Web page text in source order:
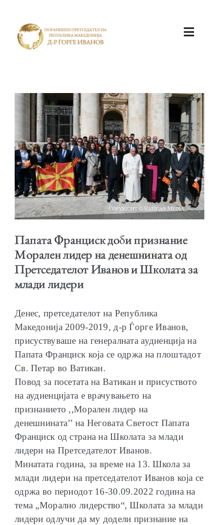
КАБИНЕТ
АКТИВНОСТИ
ОБРАЌАЊА
ШКОЛА ЗА МЛАДИ ЛИДЕРИ
ПРМ 2009-2019
Папата Франциск доби признание
Морален лидер на денешнината од
Претседателот Иванов и Школата за
млади лидери
Денес, претседателот на Република
Македонија 2009-2019, д-р Ѓорге Иванов,
присуствуваше на генералната аудиенција на
Папата Франциск која се одржа на плоштадот
Св. Петар во Ватикан.
Повод за посетата на Ватикан и присуството
на аудиенцијата е врачувањето на
признанието ,,Морален лидер на
денешнината’’ на Неговата Светост Папата
Франциск од страна на Школата за млади
лидери на Претседателот Иванов.
Минатата година, за време на 13. Школа за
млади лидери на претседателот Иванов која се
одржа во периодот 16-30.09.2022 година на
тема „Морално лидерство“, Школата за млади
лидери одлучи да му додели признание на